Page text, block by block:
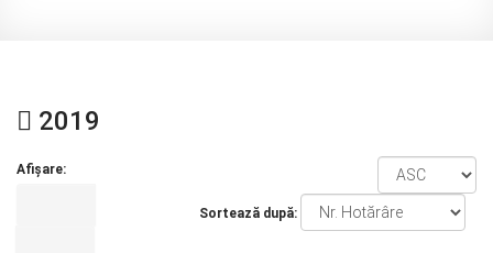
2019
Afișare:
Sortează după: